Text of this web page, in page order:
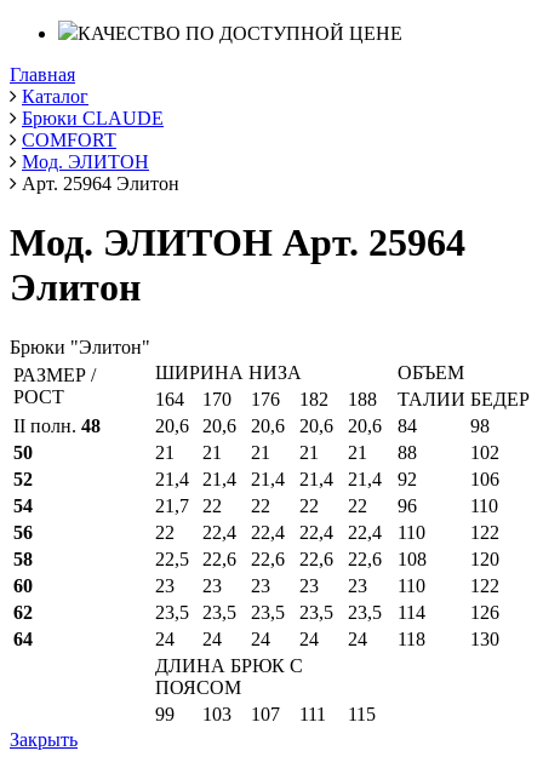
КАЧЕСТВО ПО ДОСТУПНОЙ ЦЕНЕ
Главная
Каталог
Брюки CLAUDE
COMFORT
Мод. ЭЛИТОН
Арт. 25964 Элитон
Мод. ЭЛИТОН Арт. 25964
Элитон
Брюки "Элитон"
РАЗМЕР /
РОСТ
ШИРИНА НИЗА
ОБЪЕМ
164
170 176 182 188 ТАЛИИ БЕДЕР
II полн. 48 20,6 20,6 20,6 20,6 20,6 84
98
50
21 21 21 21 21 88
102
52
21,4 21,4 21,4 21,4 21,4 92
106
54
21,7 22 22 22 22 96
110
56
22 22,4 22,4 22,4 22,4 110
122
58
22,5 22,6 22,6 22,6 22,6 108
120
60
23 23 23 23 23 110
122
62
23,5 23,5 23,5 23,5 23,5 114
126
64
24 24 24 24 24 118
130
ДЛИНА БРЮК С
ПОЯСОМ
99
103 107 111
115
Закрыть